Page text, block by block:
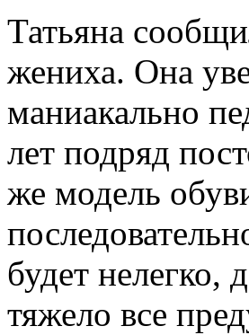
Татьяна
жениха. Она
маниакально
лет подряд
же модель
будет нелегко,
тяжело все